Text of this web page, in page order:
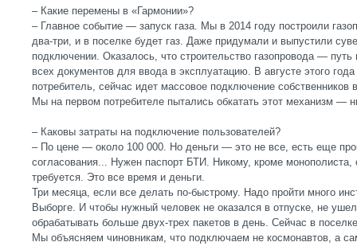
– Какие перемены в «Гармонии»?
– Главное событие — запуск газа. Мы в 2014 году построили
два-три, и в поселке будет газ. Даже придумали и выпустили
подключении. Оказалось, что строительство газопровода —
всех документов для ввода в эксплуатацию. В августе этого
потребитель, сейчас идет массовое подключение собственников
Мы на первом потребителе пытались обкатать этот механизм —
– Каковы затраты на подключение пользователей?
– По цене — около 100 000. Но деньги — это не все, есть еще
согласования... Нужен паспорт БТИ. Никому, кроме
требуется. Это все время и деньги.
Три месяца, если все делать по-быстрому. Надо пройти много
Выборге. И чтобы нужный человек не оказался в отпуске, не
обрабатывать больше двух-трех пакетов в день. Сейчас в
Мы объясняем чиновникам, что подключаем не космонавтов, а